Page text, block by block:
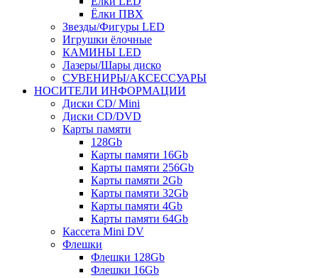
Ёлки ПВХ
Звезды/Фигуры LED
Игрушки ёлочные
КАМИНЫ LED
Лазеры/Шары диско
СУВЕНИРЫ/АКСЕССУАРЫ
НОСИТЕЛИ ИНФОРМАЦИИ
Диски CD/ Mini
Диски CD/DVD
Карты памяти
128Gb
Карты памяти 16Gb
Карты памяти 256Gb
Карты памяти 2Gb
Карты памяти 32Gb
Карты памяти 4Gb
Карты памяти 64Gb
Кассета Mini DV
Флешки
Флешки 128Gb
Флешки 16Gb